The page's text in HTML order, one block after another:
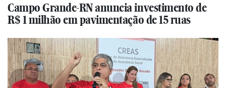
Campo Grande-RN anuncia investimento de
R$ 1 milhão em pavimentação de 15 ruas